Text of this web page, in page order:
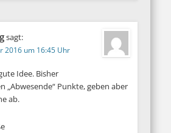
sagt:
2016 um 16:45 Uhr
Idee. Bisher
„Abwesende“ Punkte, geben aber
ab.